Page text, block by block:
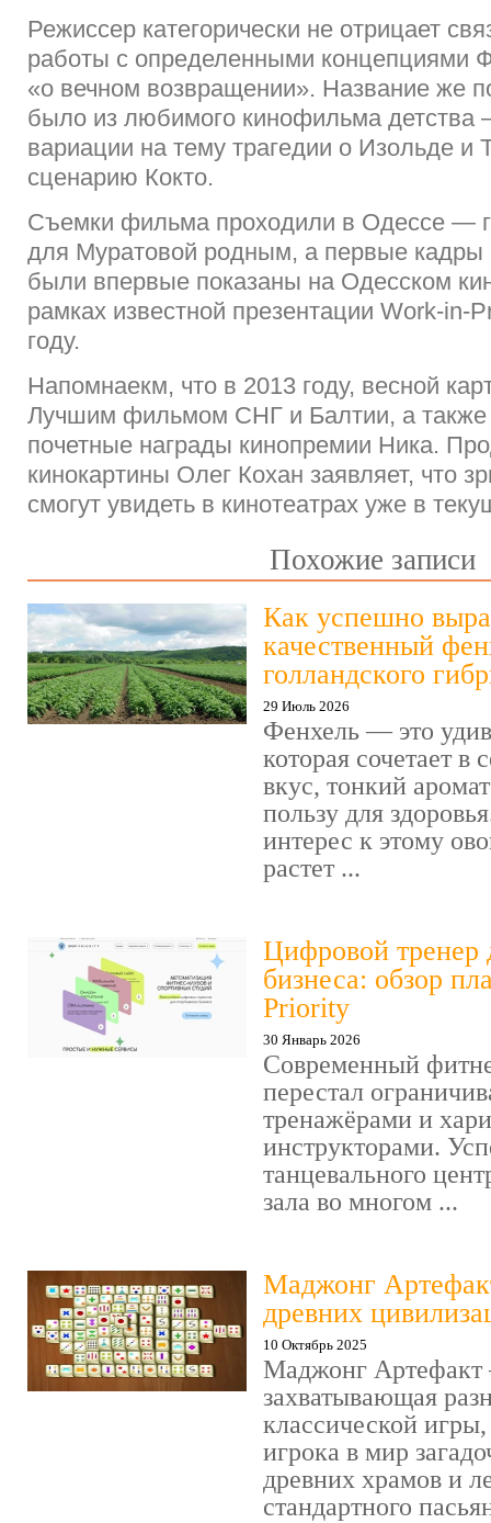
Режиссер категорически не отрицает
работы с определенными концепциями
«о вечном возвращении». Название же
было из любимого кинофильма детства
вариации на тему трагедии о Изольде и
сценарию Кокто.
Съемки фильма проходили в Одессе —
для Муратовой родным, а первые кадры
были впервые показаны на Одесском
рамках известной презентации Work-in-
году.
Напомнаекм, что в 2013 году, весной
Лучшим фильмом СНГ и Балтии, а также
почетные награды кинопремии Ника.
кинокартины Олег Кохан заявляет, что
смогут увидеть в кинотеатрах уже в
Похожие записи
Как успешно
качественный
голландского
29 Июль 2026
Фенхель — это
которая сочетает в
вкус, тонкий
пользу для
интерес к этому
растет ...
Цифровой тренер
бизнеса: обзор
Priority
30 Январь 2026
Современный
перестал
тренажёрами и
инструкторами.
танцевального
зала во многом ...
Маджонг
древних
10 Октябрь 2025
Маджонг
захватывающая
классической
игрока в мир
древних храмов и
стандартного